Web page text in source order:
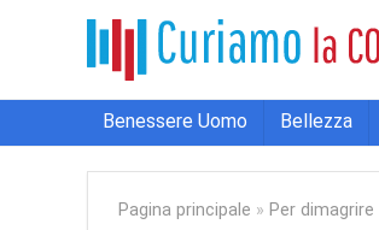
Benessere Uomo Bellezza
Pagina principale » Per dimagrire